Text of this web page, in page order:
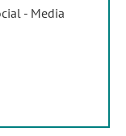
- Media